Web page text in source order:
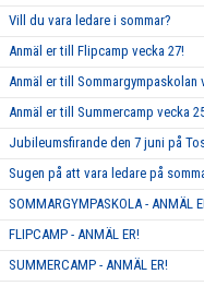
Vill du vara ledare i sommar?
Anmäl er till Flipcamp vecka 27!
Anmäl er till Sommargympaskolan
Anmäl er till Summercamp vecka
Jubileumsfirande den 7 juni på
Sugen på att vara ledare på
SOMMARGYMPASKOLA - ANMÄL
FLIPCAMP - ANMÄL ER!
SUMMERCAMP - ANMÄL ER!